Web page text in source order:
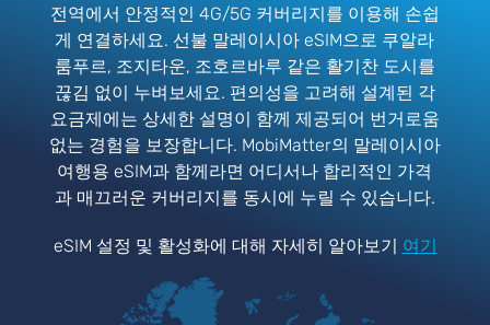
전역에서 안정적인 4G/5G 커버리지를 이용해 손쉽
게 연결하세요. 선불 말레이시아 eSIM으로 쿠알라
룸푸르, 조지타운, 조호르바루 같은 활기찬 도시를
끊김 없이 누벼보세요. 편의성을 고려해 설계된 각
요금제에는 상세한 설명이 함께 제공되어 번거로움
없는 경험을 보장합니다. MobiMatter의 말레이시아
여행용 eSIM과 함께라면 어디서나 합리적인 가격
과 매끄러운 커버리지를 동시에 누릴 수 있습니다.
eSIM 설정 및 활성화에 대해 자세히 알아보기 여기